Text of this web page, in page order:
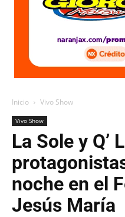
Inicio Vivo Show
Vivo Show
La Sole y Q’
noche en el
Jesús María